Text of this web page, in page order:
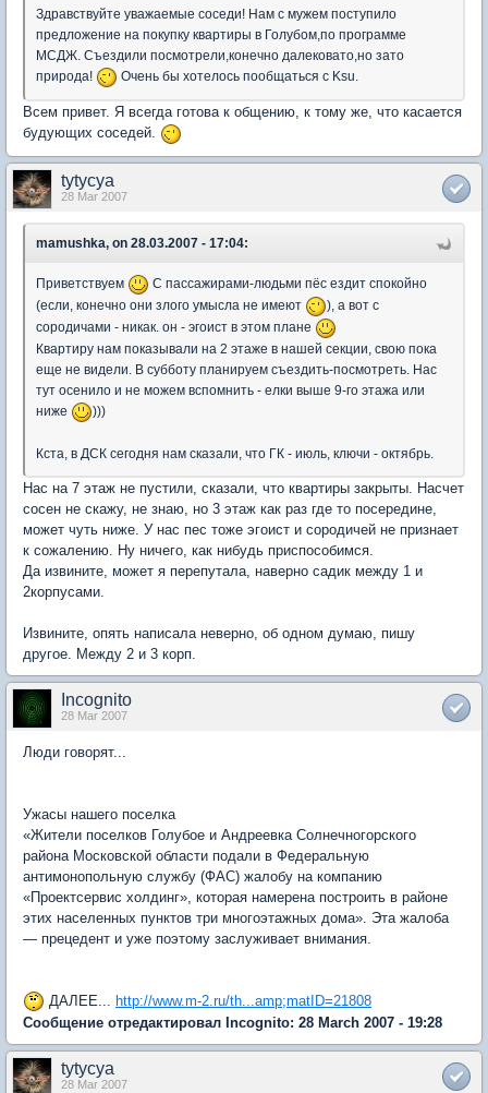
Здравствуйте уважаемые соседи! Нам с мужем поступило
предложение на покупку квартиры в Голубом,по программе
МСДЖ. Съездили посмотрели,конечно далековато,но зато
природа!
Очень бы хотелось пообщаться с Ksu.
Всем привет. Я всегда готова к общению, к тому же, что касается
будующих соседей.
tytycya
28 Mar 2007
mamushka, on 28.03.2007 - 17:04:
Приветствуем
С пассажирами-людьми пёс ездит спокойно
(если, конечно они злого умысла не имеют
), а вот с
сородичами - никак. он - эгоист в этом плане
Квартиру нам показывали на 2 этаже в нашей секции, свою пока
еще не видели. В субботу планируем съездить-посмотреть. Нас
тут осенило и не можем вспомнить - елки выше 9-го этажа или
ниже
)))
Кста, в ДСК сегодня нам сказали, что ГК - июль, ключи - октябрь.
Нас на 7 этаж не пустили, сказали, что квартиры закрыты. Насчет
сосен не скажу, не знаю, но 3 этаж как раз где то посередине,
может чуть ниже. У нас пес тоже эгоист и сородичей не признает
к сожалению. Ну ничего, как нибудь приспособимся.
Да извините, может я перепутала, наверно садик между 1 и
2корпусами.
Извините, опять написала неверно, об одном думаю, пишу
другое. Между 2 и 3 корп.
Incognito
28 Mar 2007
Люди говорят...
Ужасы нашего поселка
«Жители поселков Голубое и Андреевка Солнечногорского
района Московской области подали в Федеральную
антимонопольную службу (ФАС) жалобу на компанию
«Проектсервис холдинг», которая намерена построить в районе
этих населенных пунктов три многоэтажных дома». Эта жалоба
— прецедент и уже поэтому заслуживает внимания.
ДАЛЕЕ...
http://www.m-2.ru/th...amp;matID=21808
Сообщение отредактировал Incognito: 28 March 2007 - 19:28
tytycya
28 Mar 2007